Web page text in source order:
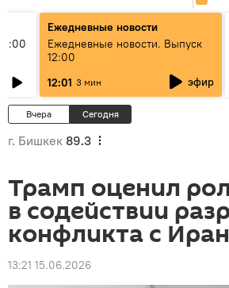
Ежедневные новости
Ежедневные новости. Выпуск
12:00
12:01 3 мин эфир
Вчера Сегодня
г. Бишкек 89.3
Трамп оценил
в содействии
конфликта с
13:21 15.06.2026